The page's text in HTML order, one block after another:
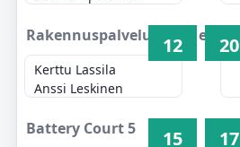
Rakennuspalvelu Keränen 4
Kerttu Lassila
Anssi Leskinen
12 20
Battery Court 5 15 17